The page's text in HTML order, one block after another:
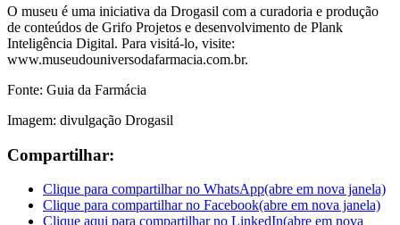
O museu é uma iniciativa da Drogasil com a curadoria e produção
de conteúdos de Grifo Projetos e desenvolvimento de Plank
Inteligência Digital. Para visitá-lo, visite:
www.museudouniversodafarmacia.com.br.
Fonte: Guia da Farmácia
Imagem: divulgação Drogasil
Compartilhar:
Clique para compartilhar no WhatsApp(abre em nova janela)
Clique para compartilhar no Facebook(abre em nova janela)
Clique aqui para compartilhar no LinkedIn(abre em nova